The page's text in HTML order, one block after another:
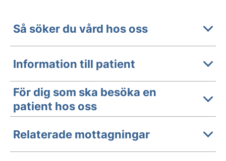
Så söker du vård hos oss
Information till patient
För dig som ska besöka en
patient hos oss
Relaterade mottagningar